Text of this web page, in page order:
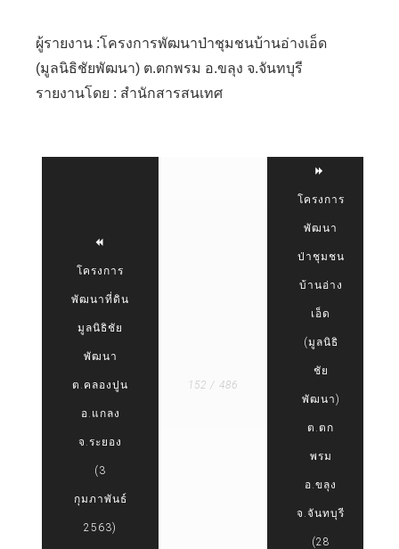
ผู้รายงาน :โครงการพัฒนาป่าชุมชนบ้านอ่างเอ็ด
(มูลนิธิชัยพัฒนา) ต.ตกพรม อ.ขลุง จ.จันทบุรี
รายงานโดย : สำนักสารสนเทศ
โครงการ
พัฒนาที่ดิน
มูลนิธิชัย
พัฒนา
ต.คลองปูน
อ.แกลง
จ.ระยอง
(3
กุมภาพันธ์
2563)
152 / 486
โครงการ
พัฒนา
ป่าชุมชน
บ้านอ่าง
เอ็ด
(มูลนิธิ
ชัย
พัฒนา)
ต.ตก
พรม
อ.ขลุง
จ.จันทบุรี
(28